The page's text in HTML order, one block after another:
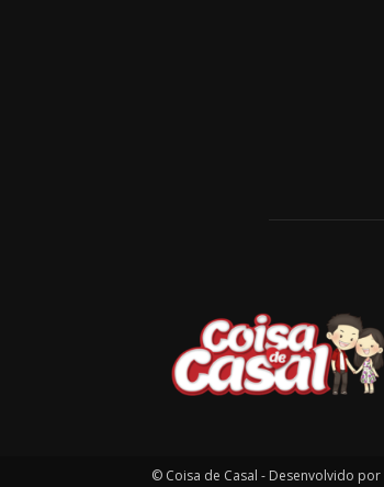
© Coisa de Casal - Desenvolvido por